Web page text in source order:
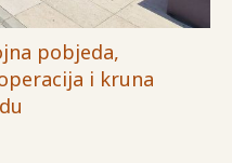
pobjeda,
i kruna